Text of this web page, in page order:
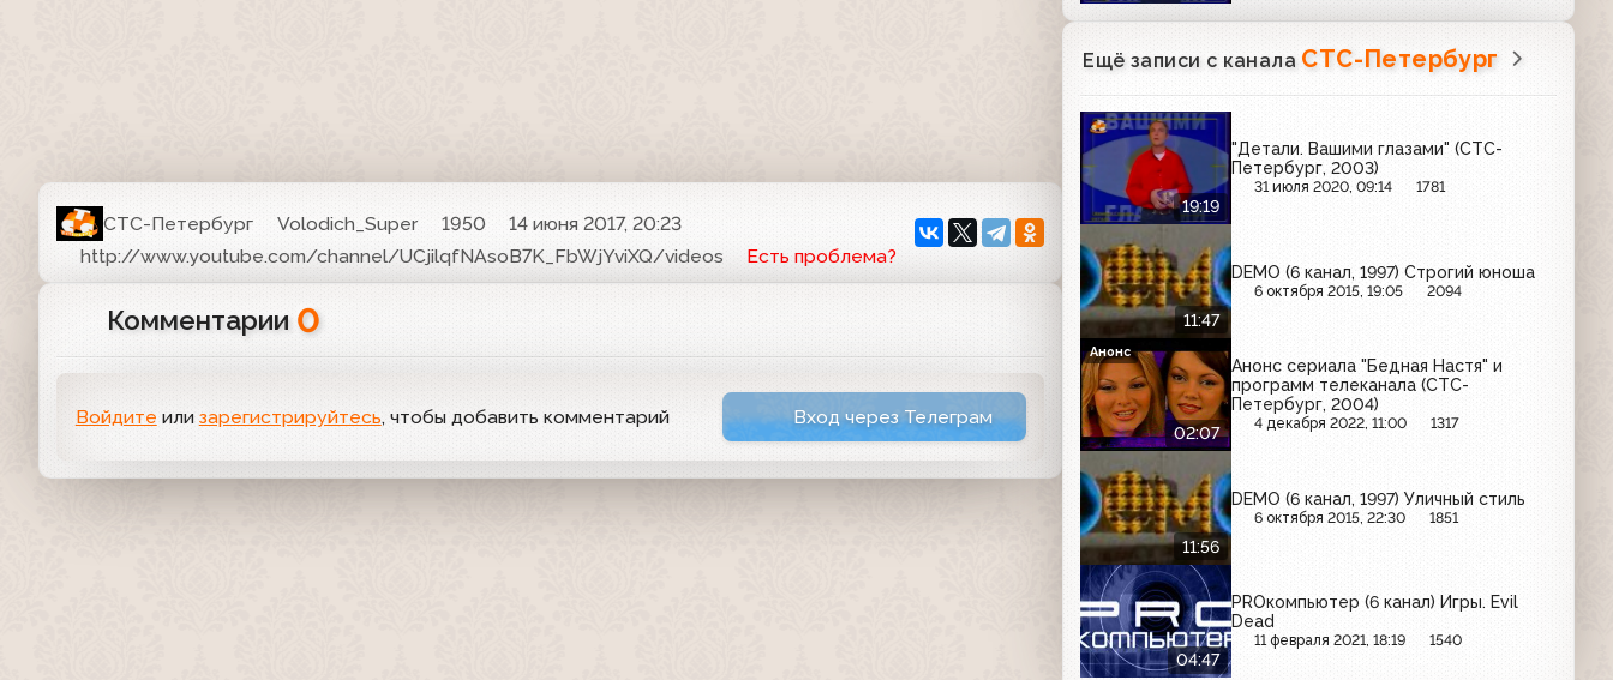
СТС-Петербург Volodich_Super 1950
14 июня 2017, 20:23
http://www.youtube.com/channel/UCjilqfNAsoB7K_FbWjYviXQ/videos
Есть проблема?
Комментарии 0
Войдите или зарегистрируйтесь, чтобы добавить комментарий Вход через Телеграм
Ещё записи с канала СТС-Петербург
19:19
"Детали. Вашими глазами" (СТС-
Петербург, 2003)
31 июля 2020, 09:14 1781
11:47
DEMO (6 канал, 1997) Строгий юноша
6 октября 2015, 19:05 2094
02:07
Анонс сериала "Бедная Настя" и
программ телеканала (СТС-
Петербург, 2004)
4 декабря 2022, 11:00 1317
Анонс
11:56
DEMO (6 канал, 1997) Уличный стиль
6 октября 2015, 22:30 1851
04:47
PROкомпьютер (6 канал) Игры. Evil
Dead
11 февраля 2021, 18:19 1540